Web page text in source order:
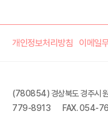
개인정보처리방침 이메일
(780854) 경상북도 경주시
779-8913
FAX. 054-